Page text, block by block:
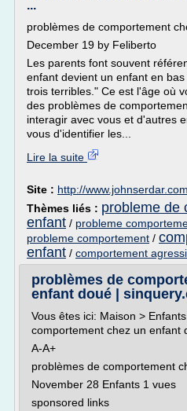
...
problèmes de comportement
December 19 by Feliberto
Les parents font souvent
enfant devient un enfant en
trois terribles." Ce est l'âge où
des problèmes de
interagir avec vous et d'autres
vous d'identifier les...
Lire la suite
Site : http://www.johnserdar.com
Thèmes liés : probleme de
enfant / probleme
probleme comportement /
enfant / comportement
problèmes de
enfant doué |
Vous êtes ici: Maison >
comportement chez un enfant
A-A+
problèmes de comportement
November 28 Enfants 1 vues
sponsored links